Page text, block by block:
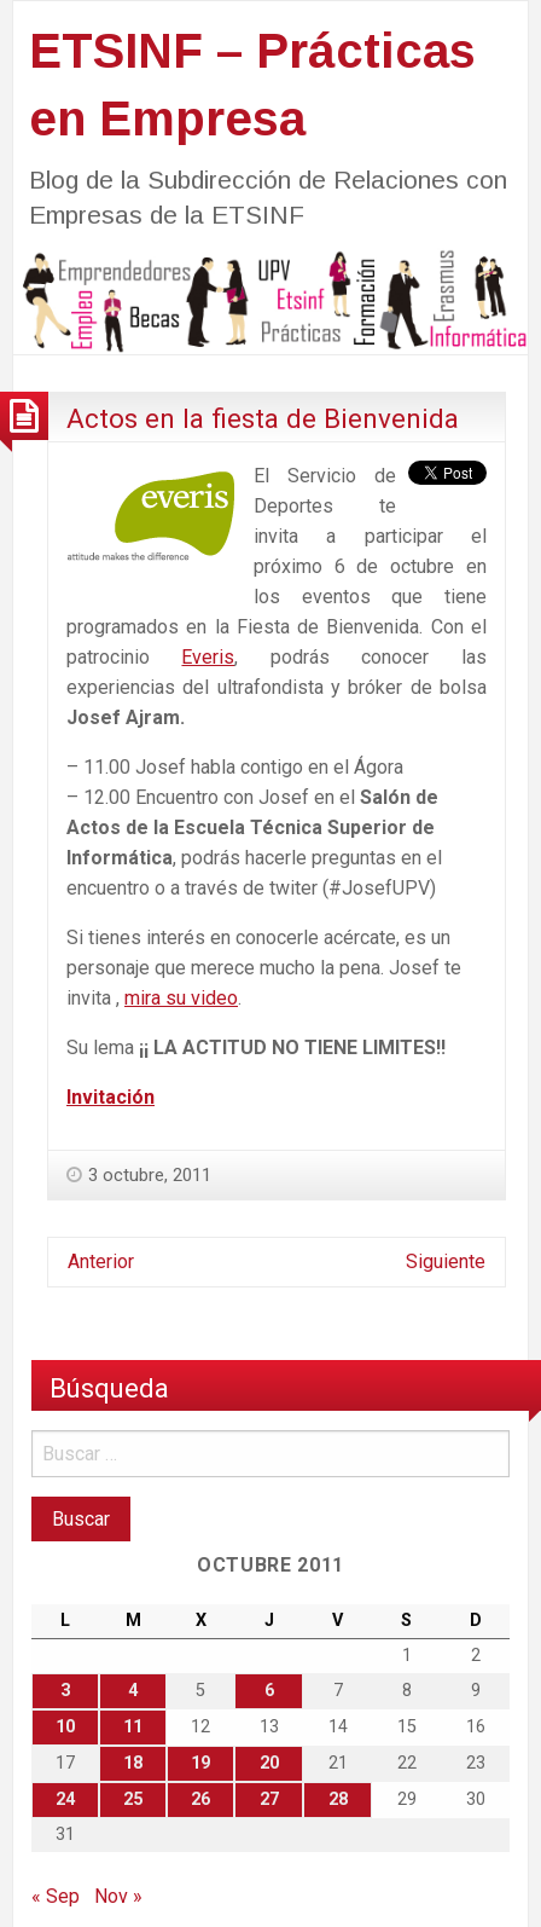
ETSINF – Prácticas
en Empresa
Blog de la Subdirección de Relaciones con
Empresas de la ETSINF
Actos en la fiesta de Bienvenida
El Servicio de
Deportes te
invita a participar el
próximo 6 de octubre en
los eventos que tiene
programados en la Fiesta de Bienvenida. Con el
patrocinio Everis, podrás conocer las
experiencias del ultrafondista y bróker de bolsa
Josef Ajram.
– 11.00 Josef habla contigo en el Ágora
– 12.00 Encuentro con Josef en el Salón de
Actos de la Escuela Técnica Superior de
Informática, podrás hacerle preguntas en el
encuentro o a través de twiter (#JosefUPV)
Si tienes interés en conocerle acércate, es un
personaje que merece mucho la pena. Josef te
invita , mira su video
Su lema ¡¡ LA ACTITUD NO TIENE LIMITES!!
Invitación
3 octubre, 2011
Anterior Siguiente
Búsqueda
OCTUBRE 2011
L M X J V S
D
1
2
3
4 5 6 7 8
9
10
11 12 13 14 15
16
17
18 19 20 21 22
23
24
25 26 27 28 29
30
31
« Sep Nov »